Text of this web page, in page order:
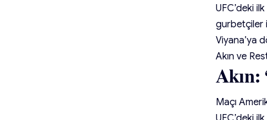
UFC’deki
gurbetçiler
Viyana’ya
Akın ve
Akın:
Maçı